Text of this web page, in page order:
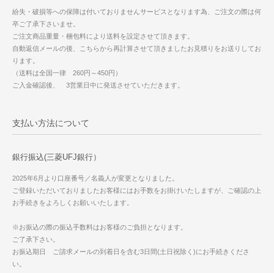
紛失・破損等への保障は付いておりませんサービスとなります為、ご注文の際は何
卒ご了承下さいませ。
ご注文商品重量・梱包料により送料を設定させて頂きます。
自動返信メールの後、こちらから再計算させて頂きましたお見積りをお送りしてお
ります。
（送料は全国一律 260円～450円）
ご入金確認後、 3営業日中に発送させていただきます。
支払い方法について
銀行振込(三菱UFJ銀行）
2025年6月より口座番号／名義人が変更となりました。
ご登録いただいておりましたお客様にはお手数をお掛けいたしますが、ご確認の上
お手続きをよろしくお願いいたします。
※お振込の際の振込手数料はお客様のご負担となります。
ご了承下さい。
お振込期日 ご請求メールの到着日を含む3日間(土日祝除く)にお手続きくださ
い。